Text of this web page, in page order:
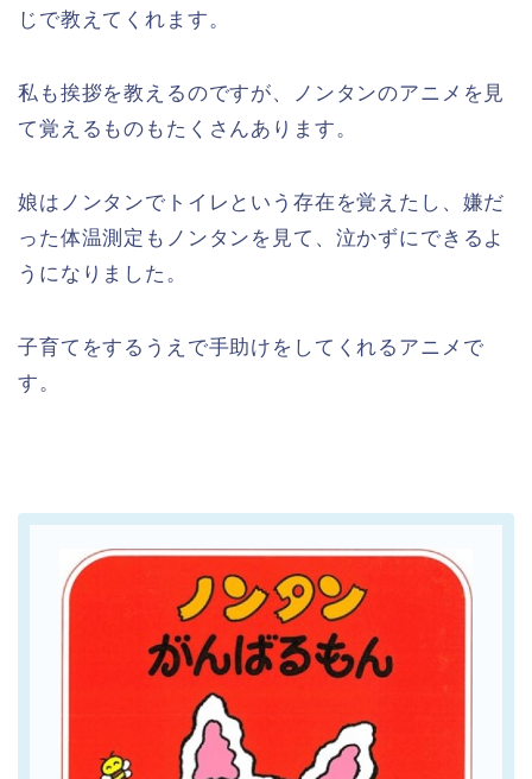
じで教えてくれます。
私も挨拶を教えるのですが、ノンタンのアニメを見
て覚えるものもたくさんあります。
娘はノンタンでトイレという存在を覚えたし、嫌だ
った体温測定もノンタンを見て、泣かずにできるよ
うになりました。
子育てをするうえで手助けをしてくれるアニメで
す。